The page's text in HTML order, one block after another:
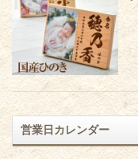
営業日カレンダー